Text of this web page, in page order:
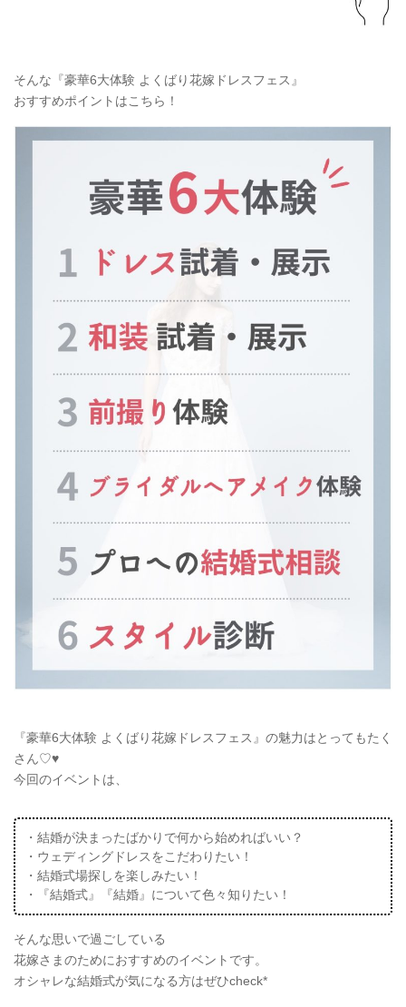
そんな『豪華6大体験 よくばり花嫁ドレスフェス』
おすすめポイントはこちら！
『豪華6大体験 よくばり花嫁ドレスフェス』の魅力はとってもたく
さん♡♥
今回のイベントは、
・結婚が決まったばかりで何から始めればいい？
・ウェディングドレスをこだわりたい！
・結婚式場探しを楽しみたい！
・『結婚式』『結婚』について色々知りたい！
そんな思いで過ごしている
花嫁さまのためにおすすめのイベントです。
オシャレな結婚式が気になる方はぜひcheck*